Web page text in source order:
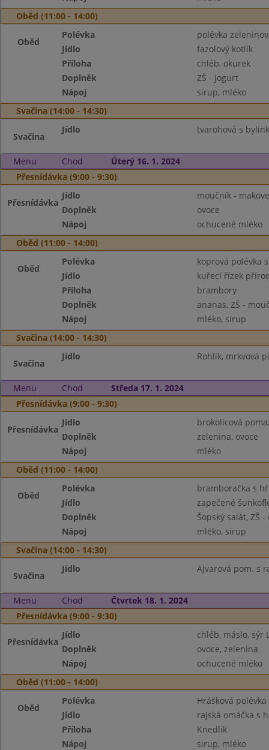
Oběd (11:00 - 14:00)
Oběd
Polévka
polévka
Jídlo
fazolový kotlík
Příloha
chléb, okurek
Doplněk
ZŠ - jogurt
Nápoj
sirup, mléko
Svačina (14:00 - 14:30)
Svačina
Jídlo tvarohová s
Menu Chod
Úterý 16. 1. 2024
Přesnídávka (9:00 - 9:30)
Přesnídávka
Jídlo
moučník -
Doplněk
ovoce
Nápoj
ochucené mléko
Oběd (11:00 - 14:00)
Oběd
Polévka
koprová polévka
Jídlo
kuřecí řízek
Příloha
brambory
Doplněk
ananas, ZŠ -
Nápoj
mléko, sirup
Svačina (14:00 - 14:30)
Svačina
Jídlo Rohlík, mrkvová
Menu Chod
Středa 17. 1. 2024
Přesnídávka (9:00 - 9:30)
Přesnídávka
Jídlo
brokolicová
Doplněk
zelenina, ovoce
Nápoj
mléko
Oběd (11:00 - 14:00)
Oběd
Polévka
bramboračka s
Jídlo
zapečené
Doplněk
Šopský salát, ZŠ -
Nápoj
mléko, sirup
Svačina (14:00 - 14:30)
Svačina
Jídlo Ajvarová pom. s
Menu Chod
Čtvrtek 18. 1. 2024
Přesnídávka (9:00 - 9:30)
Přesnídávka
Jídlo
chléb, máslo, sýr
Doplněk
ovoce, zelenina
Nápoj
ochucené mléko
Oběd (11:00 - 14:00)
Oběd
Polévka
Hrášková polévka
Jídlo
rajská omáčka s
Příloha
Knedlík
Nápoj
sirup, mléko